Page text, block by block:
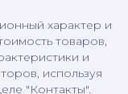
характер и
товаров,
и
используя
"Контакты".